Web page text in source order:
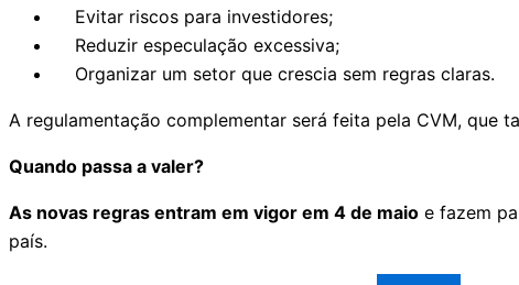
Evitar riscos para investidores;
Reduzir especulação excessiva;
Organizar um setor que crescia sem regras claras.
A regulamentação complementar será feita pela CVM, que
Quando passa a valer?
As novas regras entram em vigor em 4 de maio e fazem
país.